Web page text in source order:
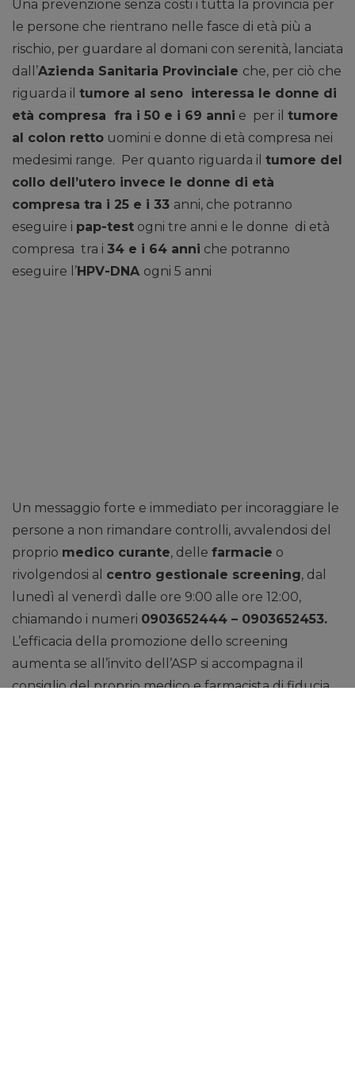
Una prevenzione senza costi i tutta la provincia per
le persone che rientrano nelle fasce di età più a
rischio, per guardare al domani con serenità, lanciata
dall’Azienda Sanitaria Provinciale che, per ciò che
riguarda il tumore al seno interessa le donne di
età compresa fra i 50 e i 69 anni e per il tumore
al colon retto uomini e donne di età compresa nei
medesimi range. Per quanto riguarda il tumore del
collo dell’utero invece le donne di età
compresa tra i 25 e i 33 anni, che potranno
eseguire i pap-test ogni tre anni e le donne di età
compresa tra i 34 e i 64 anni che potranno
eseguire l’HPV-DNA ogni 5 anni
Un messaggio forte e immediato per incoraggiare le
persone a non rimandare controlli, avvalendosi del
proprio medico curante, delle farmacie o
rivolgendosi al centro gestionale screening, dal
lunedì al venerdì dalle ore 9:00 alle ore 12:00,
chiamando i numeri 0903652444 – 0903652453.
L’efficacia della promozione dello screening
aumenta se all’invito dell’ASP si accompagna il
consiglio del proprio medico e farmacista di fiducia.